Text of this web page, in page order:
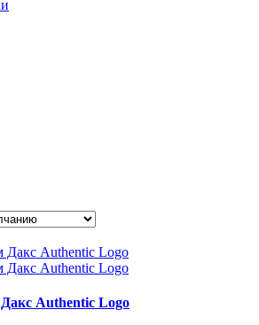
Authentic Logo